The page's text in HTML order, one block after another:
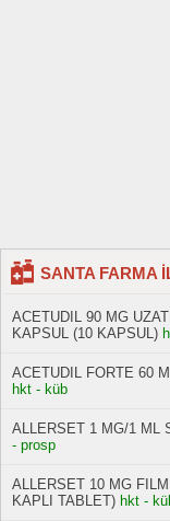
SANTA FARMA
ACETUDIL 90 MG
KAPSUL (10 KAPSUL)
ACETUDIL FORTE 60
hkt - küb
ALLERSET 1 MG/1 ML
- prosp
ALLERSET 10 MG
KAPLI TABLET) hkt -